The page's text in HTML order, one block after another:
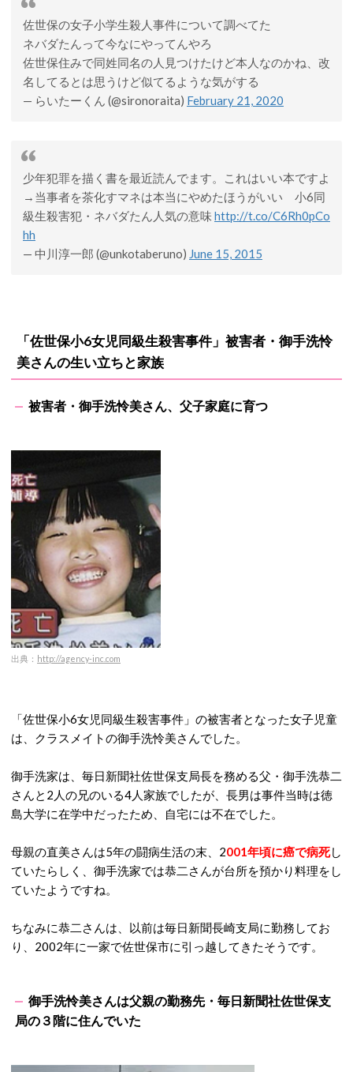
佐世保の女子小学生殺人事件について調べてた
ネバダたんって今なにやってんやろ
佐世保住みで同姓同名の人見つけたけど本人なのかね、改
名してるとは思うけど似てるような気がする
— らいたーくん (@sironoraita) February 21, 2020
少年犯罪を描く書を最近読んでます。これはいい本ですよ
→当事者を茶化すマネは本当にやめたほうがいい 小6同
級生殺害犯・ネバダたん人気の意味 http://t.co/C6Rh0pCo
hh
— 中川淳一郎 (@unkotaberuno) June 15, 2015
「佐世保小6女児同級生殺害事件」被害者・御手洗怜
美さんの生い立ちと家族
被害者・御手洗怜美さん、父子家庭に育つ
出典： http://agency-inc.com
「佐世保小6女児同級生殺害事件」の被害者となった女子児童
は、クラスメイトの御手洗怜美さんでした。
御手洗家は、毎日新聞社佐世保支局長を務める父・御手洗恭二
さんと2人の兄のいる4人家族でしたが、長男は事件当時は徳
島大学に在学中だったため、自宅には不在でした。
母親の直美さんは5年の闘病生活の末、2001年頃に癌で病死し
ていたらしく、御手洗家では恭二さんが台所を預かり料理をし
ていたようですね。
ちなみに恭二さんは、以前は毎日新聞長崎支局に勤務してお
り、2002年に一家で佐世保市に引っ越してきたそうです。
御手洗怜美さんは父親の勤務先・毎日新聞社佐世保支
局の３階に住んでいた